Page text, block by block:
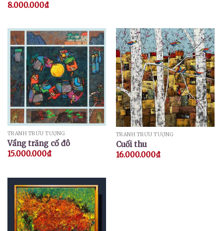
8.000.000₫
TRANH TRỪU TƯỢNG
Vầng trăng cố đô
15.000.000₫
TRANH TRỪU TƯỢNG
Cuối thu
16.000.000₫